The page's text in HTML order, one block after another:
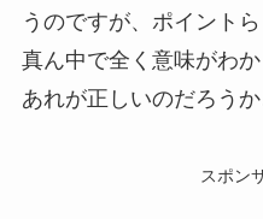
うのですが、ポイント
真ん中で全く意味がわか
あれが正しいのだろう
スポン